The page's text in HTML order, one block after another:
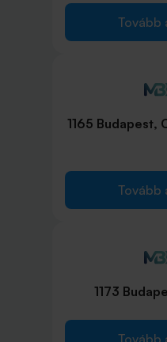
Tovább
1165 Budapest,
Tovább
1173